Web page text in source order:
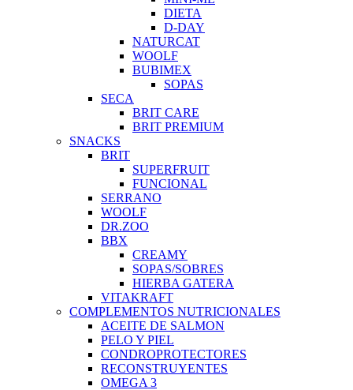
DIETA
D-DAY
NATURCAT
WOOLF
BUBIMEX
SOPAS
SECA
BRIT CARE
BRIT PREMIUM
SNACKS
BRIT
SUPERFRUIT
FUNCIONAL
SERRANO
WOOLF
DR.ZOO
BBX
CREAMY
SOPAS/SOBRES
HIERBA GATERA
VITAKRAFT
COMPLEMENTOS NUTRICIONALES
ACEITE DE SALMON
PELO Y PIEL
CONDROPROTECTORES
RECONSTRUYENTES
OMEGA 3